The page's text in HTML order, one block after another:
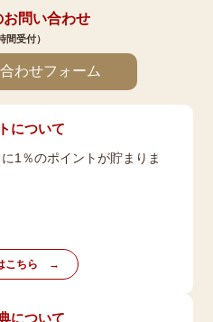
お問い合わせ
間受付）
わせフォーム
について
1％のポイントが貯まりま
こちら
について